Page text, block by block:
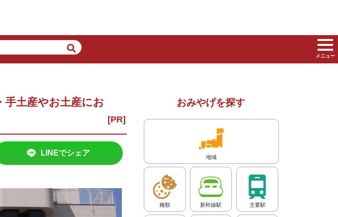
メニュー
手土産やお土産にお
LINEでシェア
おみやげを探す
地域
種類 新幹線駅 主要駅